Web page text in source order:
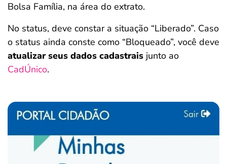
Bolsa Família, na área do extrato.
No status, deve constar a situação “Liberado”. Caso
o status ainda conste como “Bloqueado”, você deve
atualizar seus dados cadastrais junto ao
CadÚnico.